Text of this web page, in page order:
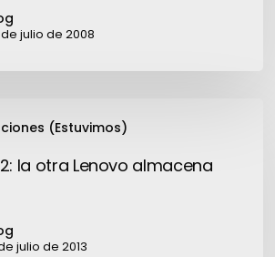
de julio de 2008
(Estuvimos)
la otra Lenovo almacena
julio de 2013